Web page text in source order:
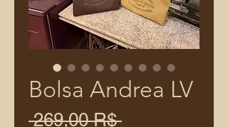
Bolsa Andrea LV
269,00 R$ Prix